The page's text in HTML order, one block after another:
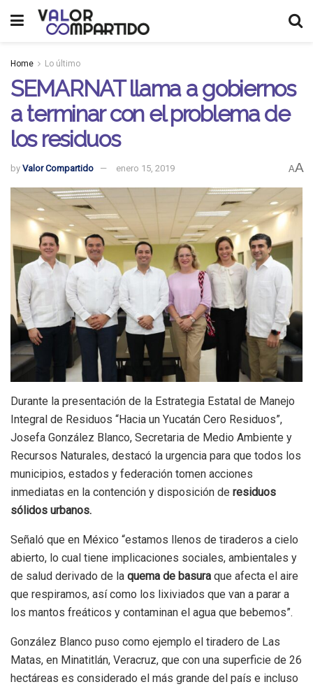
Home Lo último
SEMARNAT llama a gobiernos
a terminar con el problema de
los residuos
by Valor Compartido enero 15, 2019 AA
Durante la presentación de la Estrategia Estatal de Manejo
Integral de Residuos “Hacia un Yucatán Cero Residuos”,
Josefa González Blanco, Secretaria de Medio Ambiente y
Recursos Naturales, destacó la urgencia para que todos los
municipios, estados y federación tomen acciones
inmediatas en la contención y disposición de residuos
sólidos urbanos.
Señaló que en México “estamos llenos de tiraderos a cielo
abierto, lo cual tiene implicaciones sociales, ambientales y
de salud derivado de la quema de basura que afecta el aire
que respiramos, así como los lixiviados que van a parar a
los mantos freáticos y contaminan el agua que bebemos”.
González Blanco puso como ejemplo el tiradero de Las
Matas, en Minatitlán, Veracruz, que con una superficie de 26
hectáreas es considerado el más grande del país e incluso